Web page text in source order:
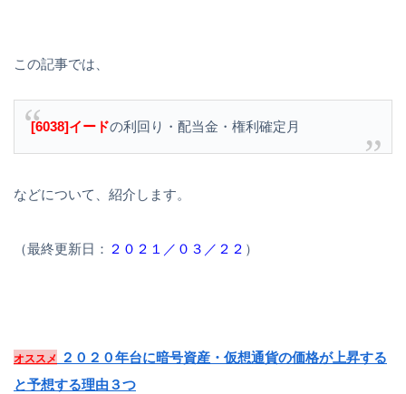
この記事では、
[6038]イードの利回り・配当金・権利確定月
などについて、紹介します。
（最終更新日： ２０２１／０３／２２ ）
オススメ
２０２０年台に暗号資産・仮想通貨の価格が上昇する
と予想する理由３つ